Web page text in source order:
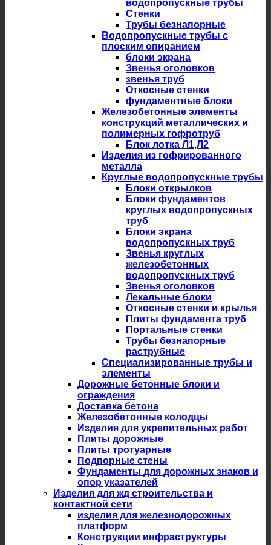
водопропускные трубы
Стенки
Трубы безнапорные
Водопропускные трубы с
плоским опиранием
блоки экрана
Звенья оголовков
звенья труб
Откосные стенки
фундаментные блоки
Железобетонные элементы
конструкций металлических и
полимерных гофротруб
Блок лотка Л1,Л2
Изделия из гофрированного
металла
Круглые водопропускные трубы
Блоки открылков
Блоки фундаментов
круглых водопропускных
труб
Блоки экрана
водопропускных труб
Звенья круглых
железобетонных
водопропускных труб
Звенья оголовков
Лекальные блоки
Откосные стенки и крылья
Плиты фундамента труб
Портальные стенки
Трубы безнапорные
раструбные
Специализированные трубы и
элементы
Дорожные бетонные блоки и
ограждения
Доставка бетона
Железобетонные колодцы
Изделия для укрепительных работ
Плиты дорожные
Плиты тротуарные
Подпорные стены
Фундаменты для дорожных знаков и
опор указателей
Изделия для жд строительства и
контактной сети
изделия для железнодорожных
платформ
Конструкции инфраструктуры